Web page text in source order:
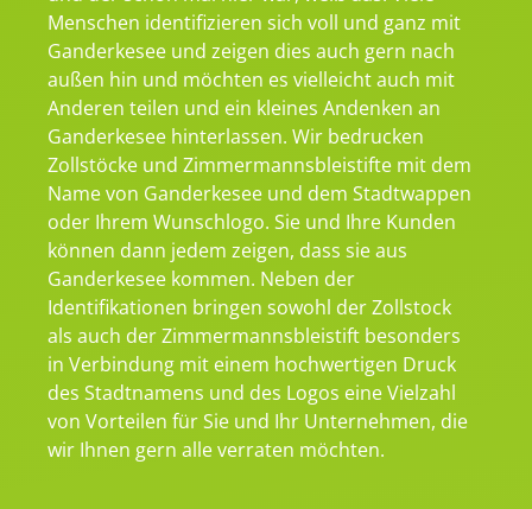
Menschen identifizieren sich voll und ganz mit
Ganderkesee und zeigen dies auch gern nach
außen hin und möchten es vielleicht auch mit
Anderen teilen und ein kleines Andenken an
Ganderkesee hinterlassen. Wir bedrucken
Zollstöcke und Zimmermannsbleistifte mit dem
Name von Ganderkesee und dem Stadtwappen
oder Ihrem Wunschlogo. Sie und Ihre Kunden
können dann jedem zeigen, dass sie aus
Ganderkesee kommen. Neben der
Identifikationen bringen sowohl der Zollstock
als auch der Zimmermannsbleistift besonders
in Verbindung mit einem hochwertigen Druck
des Stadtnamens und des Logos eine Vielzahl
von Vorteilen für Sie und Ihr Unternehmen, die
wir Ihnen gern alle verraten möchten.